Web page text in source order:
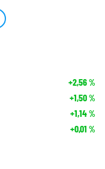
+2,56%
+1,50%
+1,14%
+0,01 %